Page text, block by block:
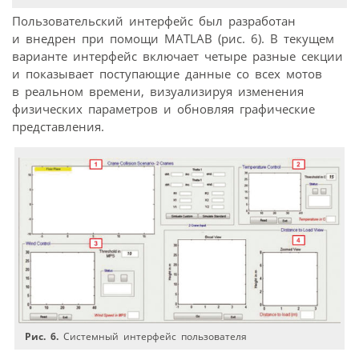
Пользовательский интерфейс был разработан
и внедрен при помощи MATLAB (рис. 6). В текущем
варианте интерфейс включает четыре разные секции
и показывает поступающие данные со всех мотов
в реальном времени, визуализируя изменения
физических параметров и обновляя графические
представления.
Рис. 6. Системный интерфейс пользователя